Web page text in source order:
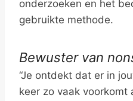
onderzoeken en het
gebruikte methode.
Bewuster van
“Je ontdekt dat er in
keer zo vaak voorkomt